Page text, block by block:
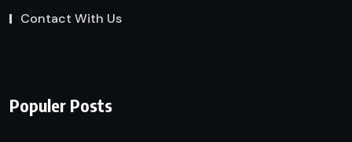
Contact With Us
Populer Posts